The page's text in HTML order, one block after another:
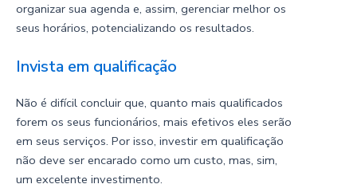
organizar sua agenda e, assim, gerenciar melhor os
seus horários, potencializando os resultados.
Invista em qualificação
Não é difícil concluir que, quanto mais qualificados
forem os seus funcionários, mais efetivos eles serão
em seus serviços. Por isso, investir em qualificação
não deve ser encarado como um custo, mas, sim,
um excelente investimento.